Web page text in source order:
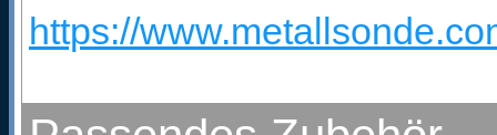
https://